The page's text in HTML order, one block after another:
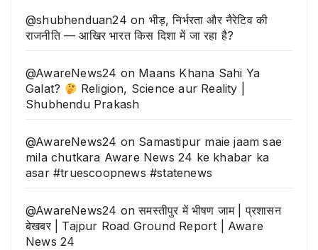
@shubhenduan24 on भीड़, निर्भरता और नैरेटिव की
राजनीति — आखिर भारत किस दिशा में जा रहा है?
@AwareNews24 on Maans Khana Sahi Ya
Galat?
Religion, Science aur Reality |
Shubhendu Prakash
@AwareNews24 on Samastipur maie jaam sae
mila chutkara Aware News 24 ke khabar ka
asar #truescoopnews #statenews
@AwareNews24 onसमस्तीपुर में भीषण जाम | प्रशासन
बेखबर | Tajpur Road Ground Report | Aware
News 24